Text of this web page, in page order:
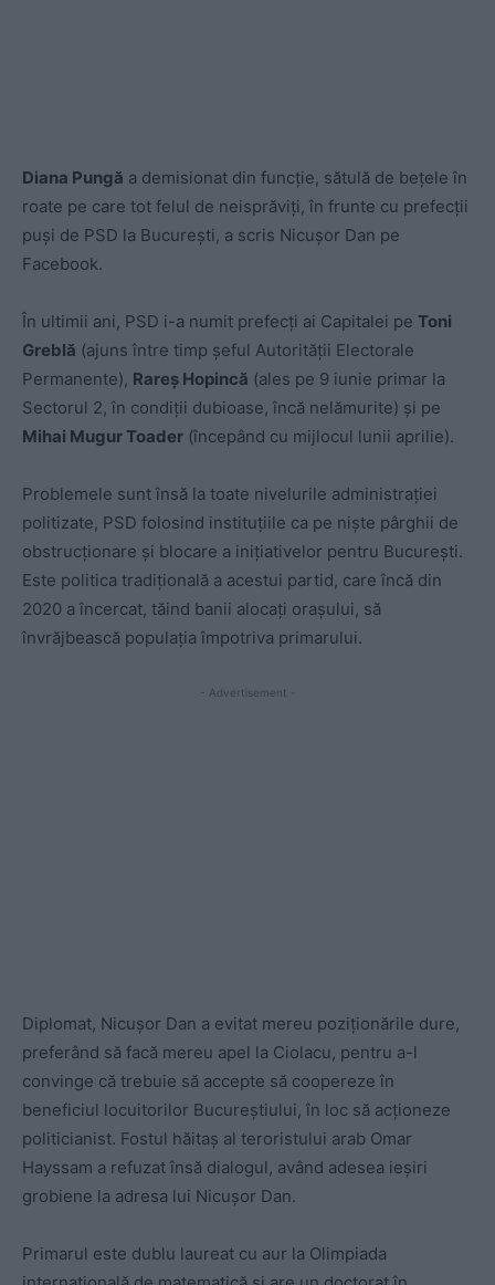
Diana Pungă a demisionat din funcție, sătulă de bețele în
roate pe care tot felul de neisprăviți, în frunte cu prefecții
puși de PSD la București, a scris Nicușor Dan pe
Facebook.
În ultimii ani, PSD i-a numit prefecți ai Capitalei pe Toni
Greblă (ajuns între timp șeful Autorității Electorale
Permanente), Rareș Hopincă (ales pe 9 iunie primar la
Sectorul 2, în condiții dubioase, încă nelămurite) și pe
Mihai Mugur Toader (începând cu mijlocul lunii aprilie).
Problemele sunt însă la toate nivelurile administrației
politizate, PSD folosind instituțiile ca pe niște pârghii de
obstrucționare și blocare a inițiativelor pentru București.
Este politica tradițională a acestui partid, care încă din
2020 a încercat, tăind banii alocați orașului, să
învrăjbească populația împotriva primarului.
- Advertisement -
Diplomat, Nicușor Dan a evitat mereu poziționările dure,
preferând să facă mereu apel la Ciolacu, pentru a-l
convinge că trebuie să accepte să coopereze în
beneficiul locuitorilor Bucureștiului, în loc să acționeze
politicianist. Fostul hăitaș al teroristului arab Omar
Hayssam a refuzat însă dialogul, având adesea ieșiri
grobiene la adresa lui Nicușor Dan.
Primarul este dublu laureat cu aur la Olimpiada